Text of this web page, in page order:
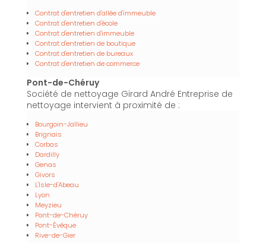
Contrat d'entretien d'allée d'immeuble
Contrat d'entretien d'école
Contrat d'entretien d'immeuble
Contrat d'entretien de boutique
Contrat d'entretien de bureaux
Contrat d'entretien de commerce
Pont-de-Chéruy
Société de nettoyage Girard André Entreprise de
nettoyage intervient à proximité de :
Bourgoin-Jallieu
Brignais
Corbas
Dardilly
Genas
Givors
L'Isle-d'Abeau
Lyon
Meyzieu
Pont-de-Chéruy
Pont-Évêque
Rive-de-Gier